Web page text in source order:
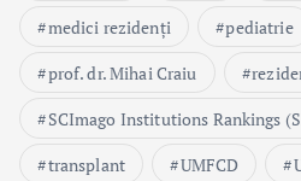
medici rezidenți
pediatrie
prof. dr. Mihai Craiu
SCImago Institutions Rankings
transplant
UMFCD